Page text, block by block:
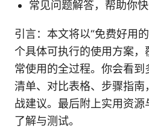
常见问题解答，帮助你
引言：本文将以“免费好用
个具体可执行的使用方案，
常使用的全过程。你会看
清单、对比表格、步骤指
战建议。最后附上实用资
了解与测试。